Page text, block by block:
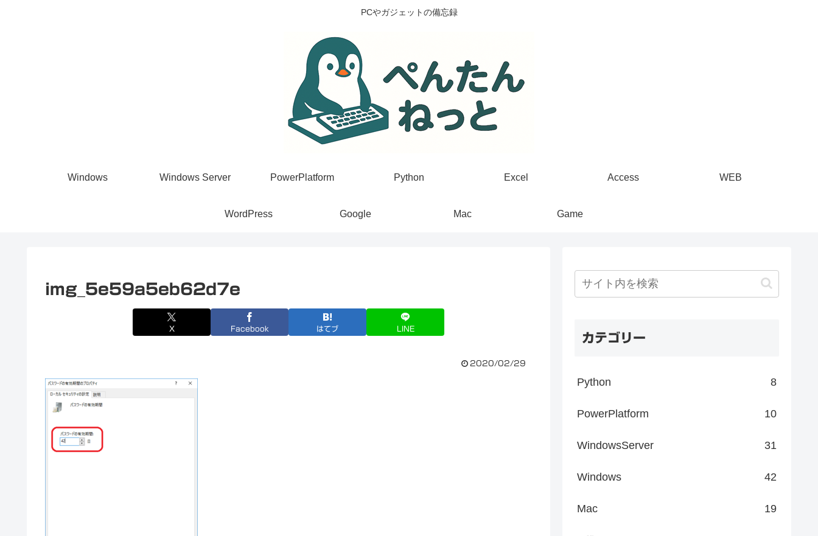
PCやガジェットの備忘録
Windows Windows Server PowerPlatform Python Excel Access WEB
WordPress Google Mac Game
img_5e59a5eb62d7e
X Facebook はてブ LINE
2020/02/29
カテゴリー
Python 8
PowerPlatform 10
WindowsServer 31
Windows 42
Mac 19